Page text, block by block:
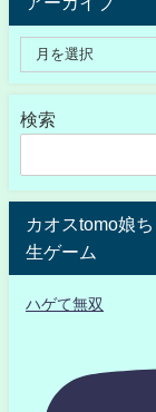
検索
カオスtomo娘
生ゲーム
ハゲて無双